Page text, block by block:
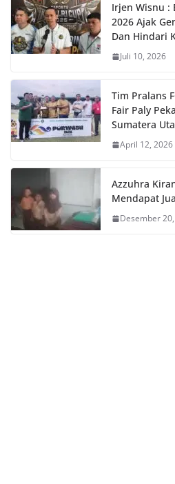
Irjen Wisnu :
2026 Ajak
Dan Hindari
Juli 10, 2026
Tim Pralans
Fair Paly
Sumatera
April 12, 2026
Azzuhra
Mendapat
Desember